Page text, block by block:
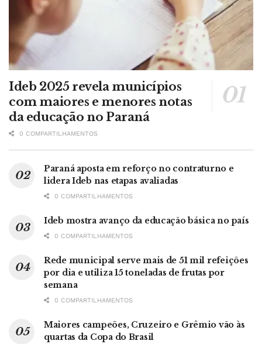
Ideb 2025 revela municípios
com maiores e menores notas
da educação no Paraná
0 COMPARTILHAMENTOS
Paraná aposta em reforço no contraturno e
lidera Ideb nas etapas avaliadas
0 COMPARTILHAMENTOS
Ideb mostra avanço da educação básica no país
0 COMPARTILHAMENTOS
Rede municipal serve mais de 51 mil refeições
por dia e utiliza 15 toneladas de frutas por
semana
0 COMPARTILHAMENTOS
Maiores campeões, Cruzeiro e Grêmio vão às
quartas da Copa do Brasil